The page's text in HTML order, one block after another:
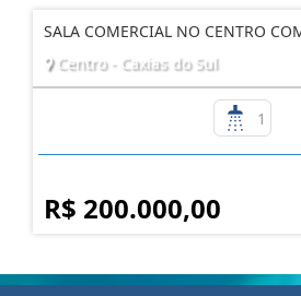
SALA COMERCIAL NO CENTRO
Centro - Caxias do Sul
1
R$ 200.000,00